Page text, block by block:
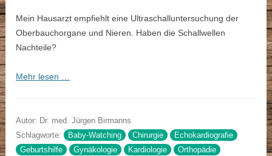
Mein Hausarzt empfiehlt eine Ultraschalluntersuchung der
Oberbauchorgane und Nieren. Haben die Schallwellen
Nachteile?
Mehr lesen …
Autor: Dr. med. Jürgen Birmanns
Schlagworte: Baby-Watching Chirurgie
Echokardiografie
Geburtshilfe
Gynäkologie Kardiologie
Orthopädie